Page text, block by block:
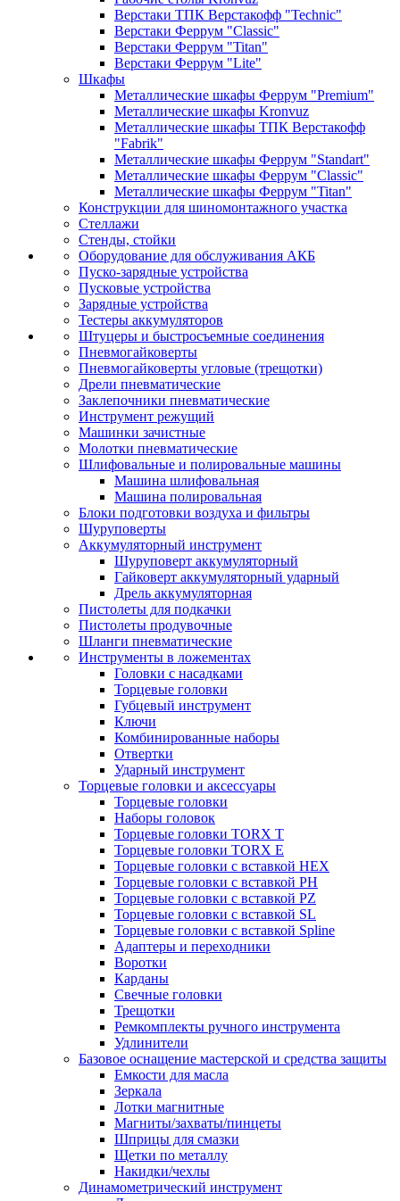
Верстаки ТПК Верстакофф "Technic"
Верстаки Феррум "Classic"
Верстаки Феррум "Titan"
Верстаки Феррум "Lite"
Шкафы
Металлические шкафы Феррум "Premium"
Металлические шкафы Kronvuz
Металлические шкафы ТПК Верстакофф
"Fabrik"
Металлические шкафы Феррум "Standart"
Металлические шкафы Феррум "Classic"
Металлические шкафы Феррум "Titan"
Конструкции для шиномонтажного участка
Стеллажи
Стенды, стойки
Оборудование для обслуживания АКБ
Пуско-зарядные устройства
Пусковые устройства
Зарядные устройства
Тестеры аккумуляторов
Штуцеры и быстросъемные соединения
Пневмогайковерты
Пневмогайковерты угловые (трещотки)
Дрели пневматические
Заклепочники пневматические
Инструмент режущий
Машинки зачистные
Молотки пневматические
Шлифовальные и полировальные машины
Машина шлифовальная
Машина полировальная
Блоки подготовки воздуха и фильтры
Шуруповерты
Аккумуляторный инструмент
Шуруповерт аккумуляторный
Гайковерт аккумуляторный ударный
Дрель аккумуляторная
Пистолеты для подкачки
Пистолеты продувочные
Шланги пневматические
Инструменты в ложементах
Головки с насадками
Торцевые головки
Губцевый инструмент
Ключи
Комбинированные наборы
Отвертки
Ударный инструмент
Торцевые головки и аксессуары
Торцевые головки
Наборы головок
Торцевые головки TORX T
Торцевые головки TORX Е
Торцевые головки с вставкой HEX
Торцевые головки с вставкой PH
Торцевые головки с вставкой PZ
Торцевые головки с вставкой SL
Торцевые головки с вставкой Spline
Адаптеры и переходники
Воротки
Карданы
Свечные головки
Трещотки
Ремкомплекты ручного инструмента
Удлинители
Базовое оснащение мастерской и средства защиты
Емкости для масла
Зеркала
Лотки магнитные
Магниты/захваты/пинцеты
Шприцы для смазки
Щетки по металлу
Накидки/чехлы
Динамометрический инструмент